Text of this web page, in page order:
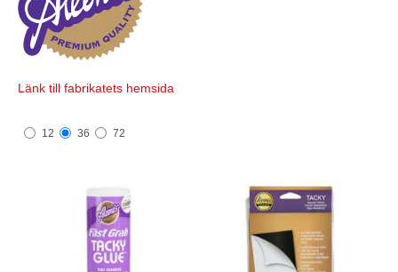
Länk till fabrikatets hemsida
12 36 72